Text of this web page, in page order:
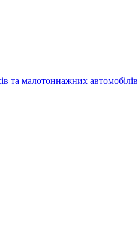
та малотоннажних автомобілів